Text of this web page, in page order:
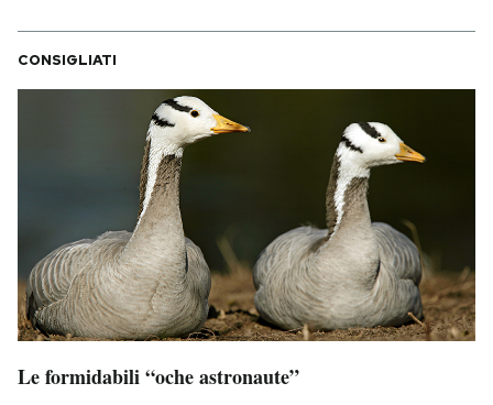
CONSIGLIATI
Le formidabili “oche astronaute”